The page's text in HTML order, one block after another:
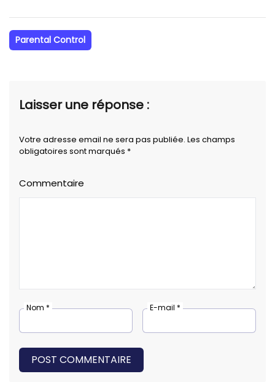
Parental Control
Laisser une réponse :
Votre adresse email ne sera pas publiée. Les champs
obligatoires sont marqués *
Commentaire
Nom * E-mail *
POST COMMENTAIRE